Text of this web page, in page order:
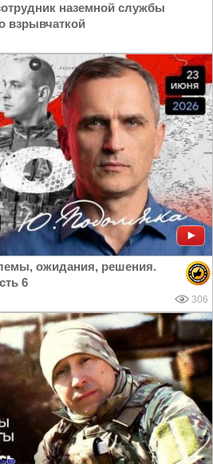
наземной службы
взрывчаткой
ожидания, решения.
6
306